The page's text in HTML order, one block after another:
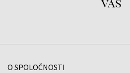
O SPOLOČNOSTI